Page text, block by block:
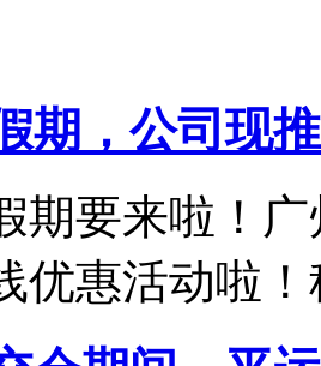
期，公司现
期要来啦！
优惠活动啦！